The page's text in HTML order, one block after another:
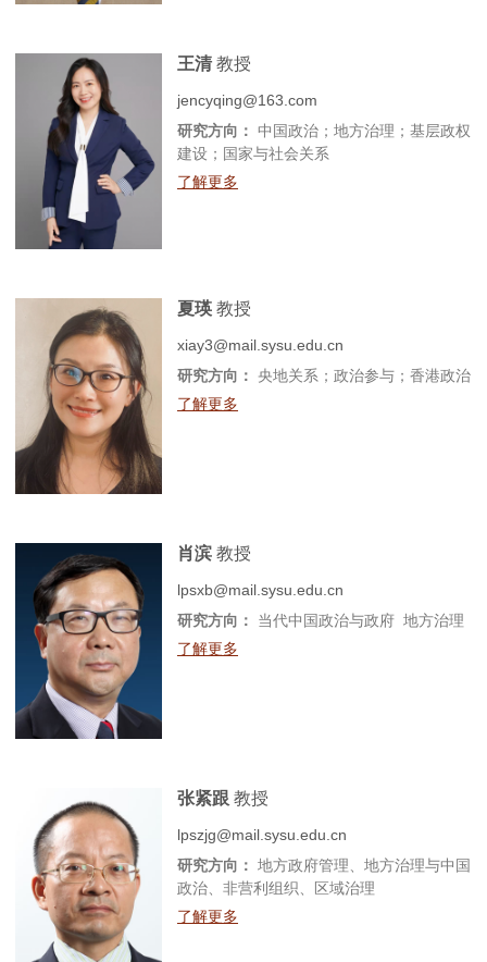
王清 教授
jencyqing@163.com
研究方向：
建设；国家与社会关系
了解更多
夏瑛 教授
xiay3@mail.sysu.edu.cn
研究方向： 央地关系；政治参与；香港政治
了解更多
肖滨 教授
lpsxb@mail.sysu.edu.cn
研究方向：
当代中国政治与政府 地方治理
了解更多
张紧跟 教授
lpszjg@mail.sysu.edu.cn
研究方向：
政治、非营利组织、区域治理
了解更多